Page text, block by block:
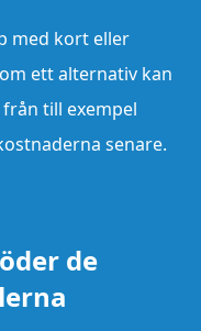
med kort eller
ett alternativ kan
till exempel
senare.
de